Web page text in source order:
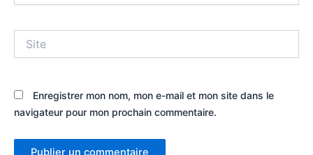
Enregistrer mon nom, mon e-mail et mon site dans le
navigateur pour mon prochain commentaire.